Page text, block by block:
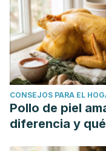
CONSEJOS PARA EL
Pollo de piel
diferencia y